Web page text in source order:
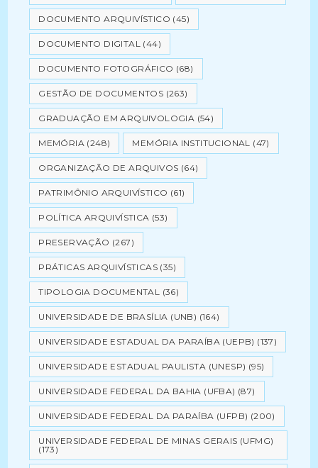
DOCUMENTO ARQUIVÍSTICO (45)
DOCUMENTO DIGITAL (44)
DOCUMENTO FOTOGRÁFICO (68)
GESTÃO DE DOCUMENTOS (263)
GRADUAÇÃO EM ARQUIVOLOGIA (54)
MEMÓRIA (248) MEMÓRIA INSTITUCIONAL (47)
ORGANIZAÇÃO DE ARQUIVOS (64)
PATRIMÔNIO ARQUIVÍSTICO (61)
POLÍTICA ARQUIVÍSTICA (53)
PRESERVAÇÃO (267)
PRÁTICAS ARQUIVÍSTICAS (35)
TIPOLOGIA DOCUMENTAL (36)
UNIVERSIDADE DE BRASÍLIA (UNB) (164)
UNIVERSIDADE ESTADUAL DA PARAÍBA (UEPB) (137)
UNIVERSIDADE ESTADUAL PAULISTA (UNESP) (95)
UNIVERSIDADE FEDERAL DA BAHIA (UFBA) (87)
UNIVERSIDADE FEDERAL DA PARAÍBA (UFPB) (200)
UNIVERSIDADE FEDERAL DE MINAS GERAIS (UFMG)
(173)